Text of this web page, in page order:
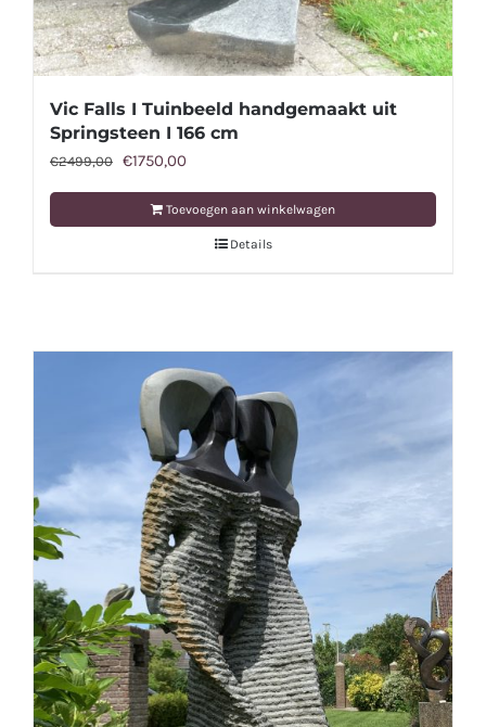
Vic Falls I Tuinbeeld handgemaakt uit
Springsteen I 166 cm
€2499,00 Oorspronkelijke
prijs
was:
€1750,00
prijs
€1750,00.
Toevoegen aan winkelwagen
Details